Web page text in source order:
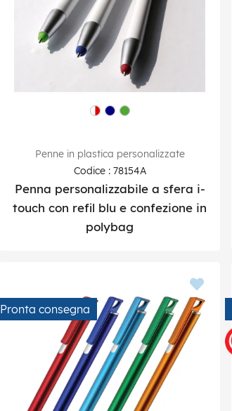
Penne in plastica personalizzate
Codice : 78154A
Penna personalizzabile a sfera i-
touch con refil blu e confezione in
polybag
Pronta consegna